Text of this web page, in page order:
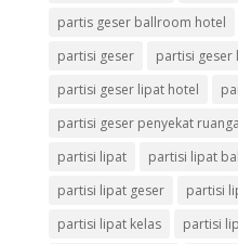
partis geser ballroom hotel
partisi geser
partisi geser
partisi geser lipat hotel
partisi geser penyekat
partisi lipat
partisi lipat
partisi lipat geser
partisi
partisi lipat kelas
partisi